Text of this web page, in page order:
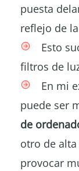
puesta
reflejo de
Esto
filtros de
En mi
puede ser
de
otro de
provocar